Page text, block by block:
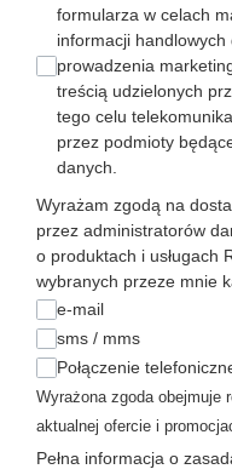
formularza w celach
informacji
prowadzenia
treścią udzielonych
tego celu
przez podmioty
danych.
Wyrażam zgodą na
przez administratorów
o produktach i usługach
wybranych przeze mnie
e-mail
sms / mms
Połączenie
Wyrażona zgoda obejmuje
aktualnej ofercie i
Pełna informacja o